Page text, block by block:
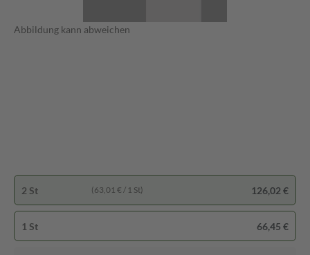
Abbildung kann abweichen
2 St (63,01 € / 1 St) 126,02 €
1 St 66,45 €